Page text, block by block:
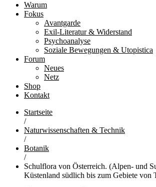
Warum
Fokus
Avantgarde
Exil-Literatur & Widerstand
Psychoanalyse
Soziale Bewegungen & Utopistica
Forum
Neues
Netz
Shop
Kontakt
Startseite
/
Naturwissenschaften & Technik
/
Botanik
/
Schulflora von Österreich. (Alpen- und
Küstenland südlich bis zum Gebiete von